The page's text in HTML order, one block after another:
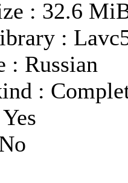
: 32.6
:
: Russian
: